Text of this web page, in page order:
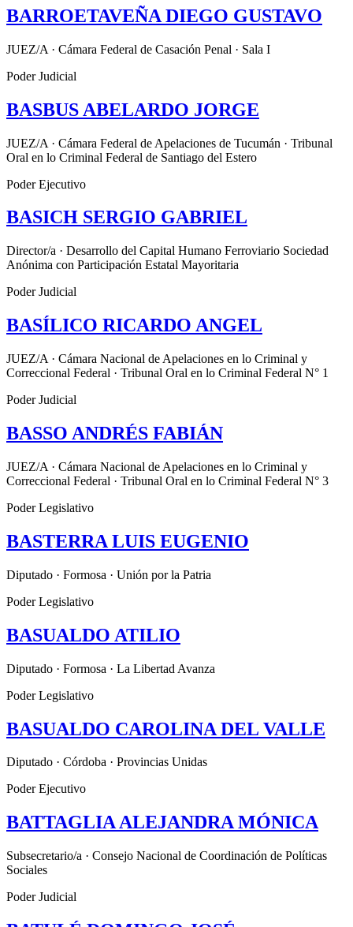
BARROETAVEÑA DIEGO GUSTAVO
JUEZ/A · Cámara Federal de Casación Penal · Sala I
Poder Judicial
BASBUS ABELARDO JORGE
JUEZ/A · Cámara Federal de Apelaciones de Tucumán · Tribunal
Oral en lo Criminal Federal de Santiago del Estero
Poder Ejecutivo
BASICH SERGIO GABRIEL
Director/a · Desarrollo del Capital Humano Ferroviario Sociedad
Anónima con Participación Estatal Mayoritaria
Poder Judicial
BASÍLICO RICARDO ANGEL
JUEZ/A · Cámara Nacional de Apelaciones en lo Criminal y
Correccional Federal · Tribunal Oral en lo Criminal Federal N° 1
Poder Judicial
BASSO ANDRÉS FABIÁN
JUEZ/A · Cámara Nacional de Apelaciones en lo Criminal y
Correccional Federal · Tribunal Oral en lo Criminal Federal N° 3
Poder Legislativo
BASTERRA LUIS EUGENIO
Diputado · Formosa · Unión por la Patria
Poder Legislativo
BASUALDO ATILIO
Diputado · Formosa · La Libertad Avanza
Poder Legislativo
BASUALDO CAROLINA DEL VALLE
Diputado · Córdoba · Provincias Unidas
Poder Ejecutivo
BATTAGLIA ALEJANDRA MÓNICA
Subsecretario/a · Consejo Nacional de Coordinación de Políticas
Sociales
Poder Judicial